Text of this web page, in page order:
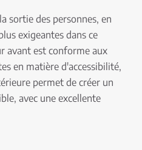
sortie des personnes, en
exigeantes dans ce
avant est conforme aux
en matière d'accessibilité,
permet de créer un
avec une excellente